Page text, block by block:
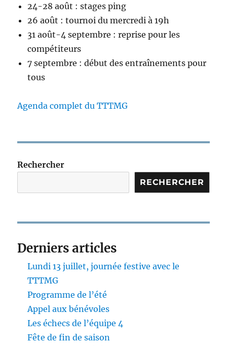
24-28 août : stages ping
26 août : tournoi du mercredi à 19h
31 août-4 septembre : reprise pour les
compétiteurs
7 septembre : début des entraînements pour
tous
Agenda complet du TTTMG
Rechercher
RECHERCHER
Derniers articles
Lundi 13 juillet, journée festive avec le
TTTMG
Programme de l’été
Appel aux bénévoles
Les échecs de l’équipe 4
Fête de fin de saison